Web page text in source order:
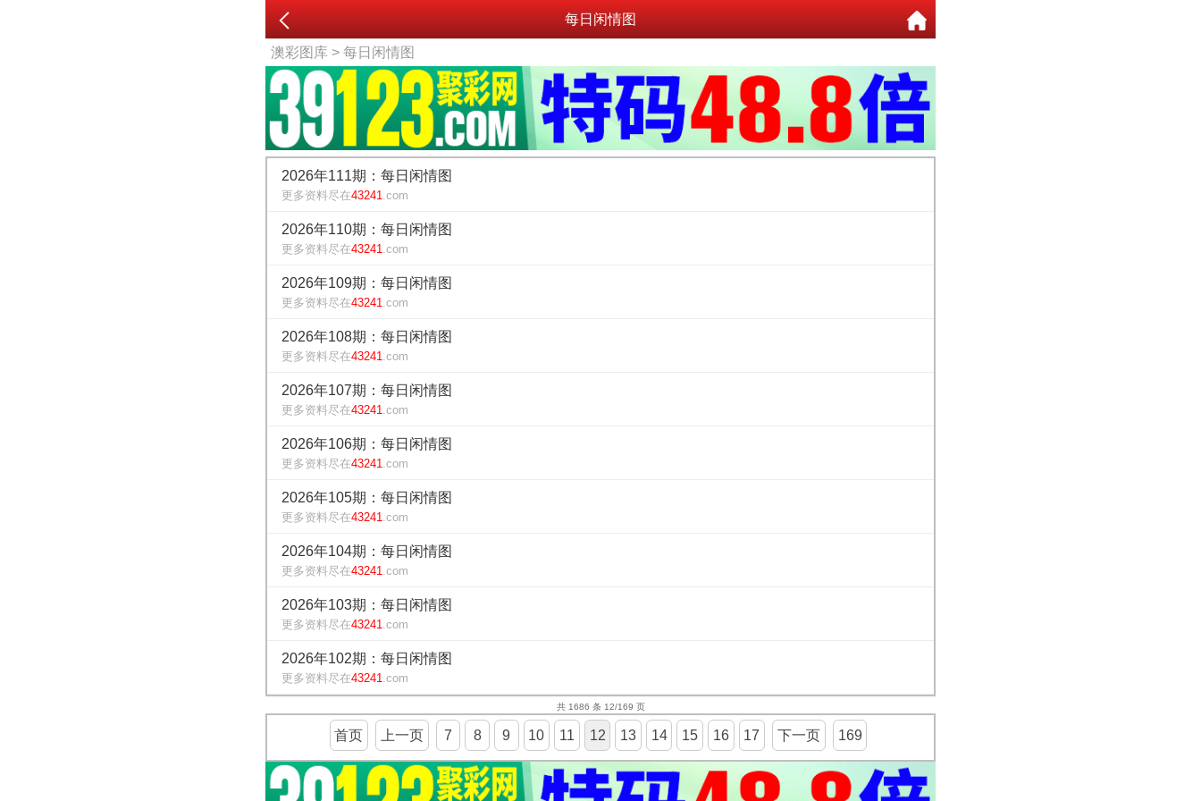
每日闲情图
澳彩图库 > 每日闲情图
2026年111期：每日闲情图
更多资料尽在43241.com
2026年110期：每日闲情图
更多资料尽在43241.com
2026年109期：每日闲情图
更多资料尽在43241.com
2026年108期：每日闲情图
更多资料尽在43241.com
2026年107期：每日闲情图
更多资料尽在43241.com
2026年106期：每日闲情图
更多资料尽在43241.com
2026年105期：每日闲情图
更多资料尽在43241.com
2026年104期：每日闲情图
更多资料尽在43241.com
2026年103期：每日闲情图
更多资料尽在43241.com
2026年102期：每日闲情图
更多资料尽在43241.com
共 1686 条 12/169 页
首页 上一页 7 8 9 10 11 12 13 14 15 16 17 下一页 169